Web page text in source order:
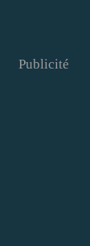
Publicité